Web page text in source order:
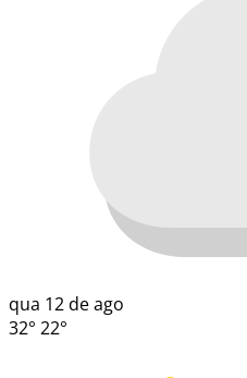
qua 12 de ago
32° 22°